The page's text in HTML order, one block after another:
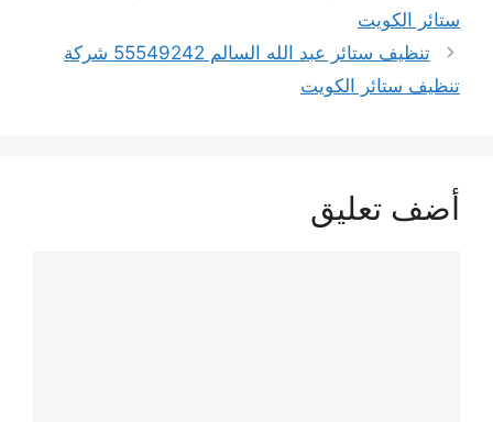
ستائر الكويت
تنظيف ستائر عبد الله السالم 55549242 شركة
تنظيف ستائر الكويت
أضف تعليق